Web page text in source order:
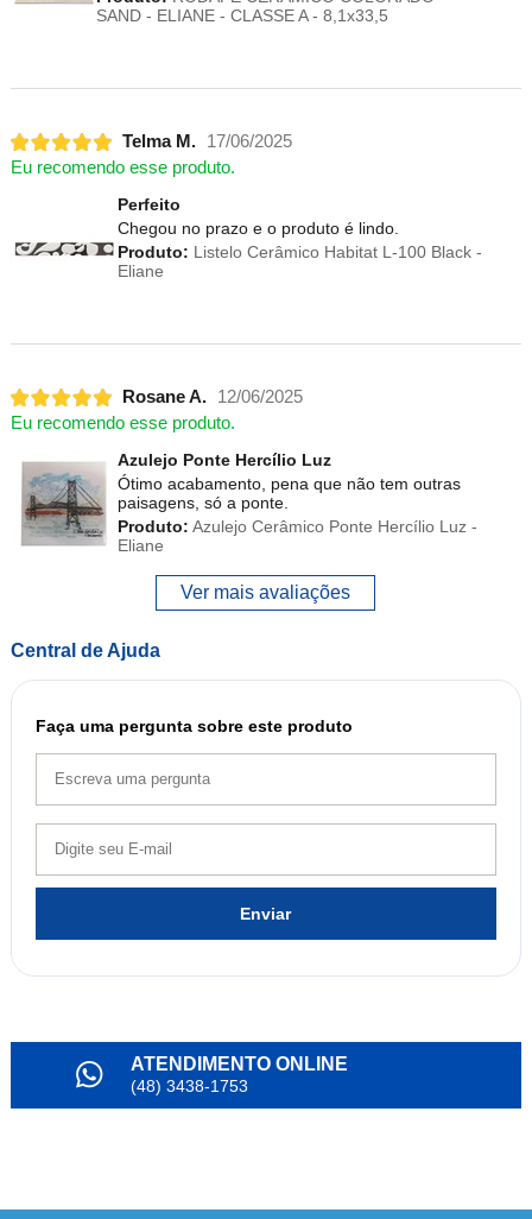
SAND - ELIANE - CLASSE A - 8,1x33,5
Telma M.
17/06/2025
Eu recomendo esse produto.
Perfeito
Chegou no prazo e o produto é lindo.
Produto: Listelo Cerâmico Habitat L-100 Black -
Eliane
Rosane A.
12/06/2025
Eu recomendo esse produto.
Azulejo Ponte Hercílio Luz
Ótimo acabamento, pena que não tem outras
paisagens, só a ponte.
Produto: Azulejo Cerâmico Ponte Hercílio Luz -
Eliane
Ver mais avaliações
Central de Ajuda
Faça uma pergunta sobre este produto
Enviar
ATENDIMENTO ONLINE
(48) 3438-1753
NOSSO INSTAGRAM @alianda_oficial